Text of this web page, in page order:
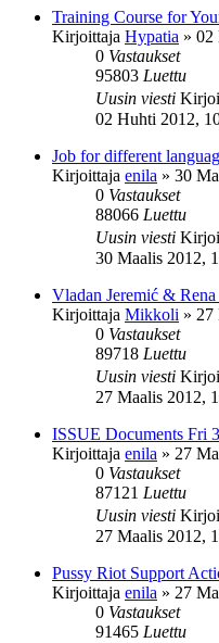
Training Course for
Kirjoittaja Hypatia » 02
0 Vastaukset
95803 Luettu
Uusin viesti
02 Huhti 2012,
Job for different
Kirjoittaja enila » 30
0 Vastaukset
88066 Luettu
Uusin viesti
30 Maalis 2012,
Vladan Jeremić &
Kirjoittaja Mikkoli » 27
0 Vastaukset
89718 Luettu
Uusin viesti
27 Maalis 2012,
ISSUE Documents Fri
Kirjoittaja enila » 27
0 Vastaukset
87121 Luettu
Uusin viesti
27 Maalis 2012,
Pussy Riot Support
Kirjoittaja enila » 27
0 Vastaukset
91465 Luettu